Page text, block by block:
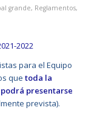
grande, Reglamentos,
2022
para el Equipo
que toda la
presentarse
prevista).